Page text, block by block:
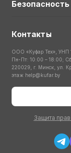
Безопасность
Контакты
ООО «Куфар Тех», УНП
Пн-Пт: 10:00 – 18:00;
220029, г. Минск, ул.
этаж help@kufar.by
Защита